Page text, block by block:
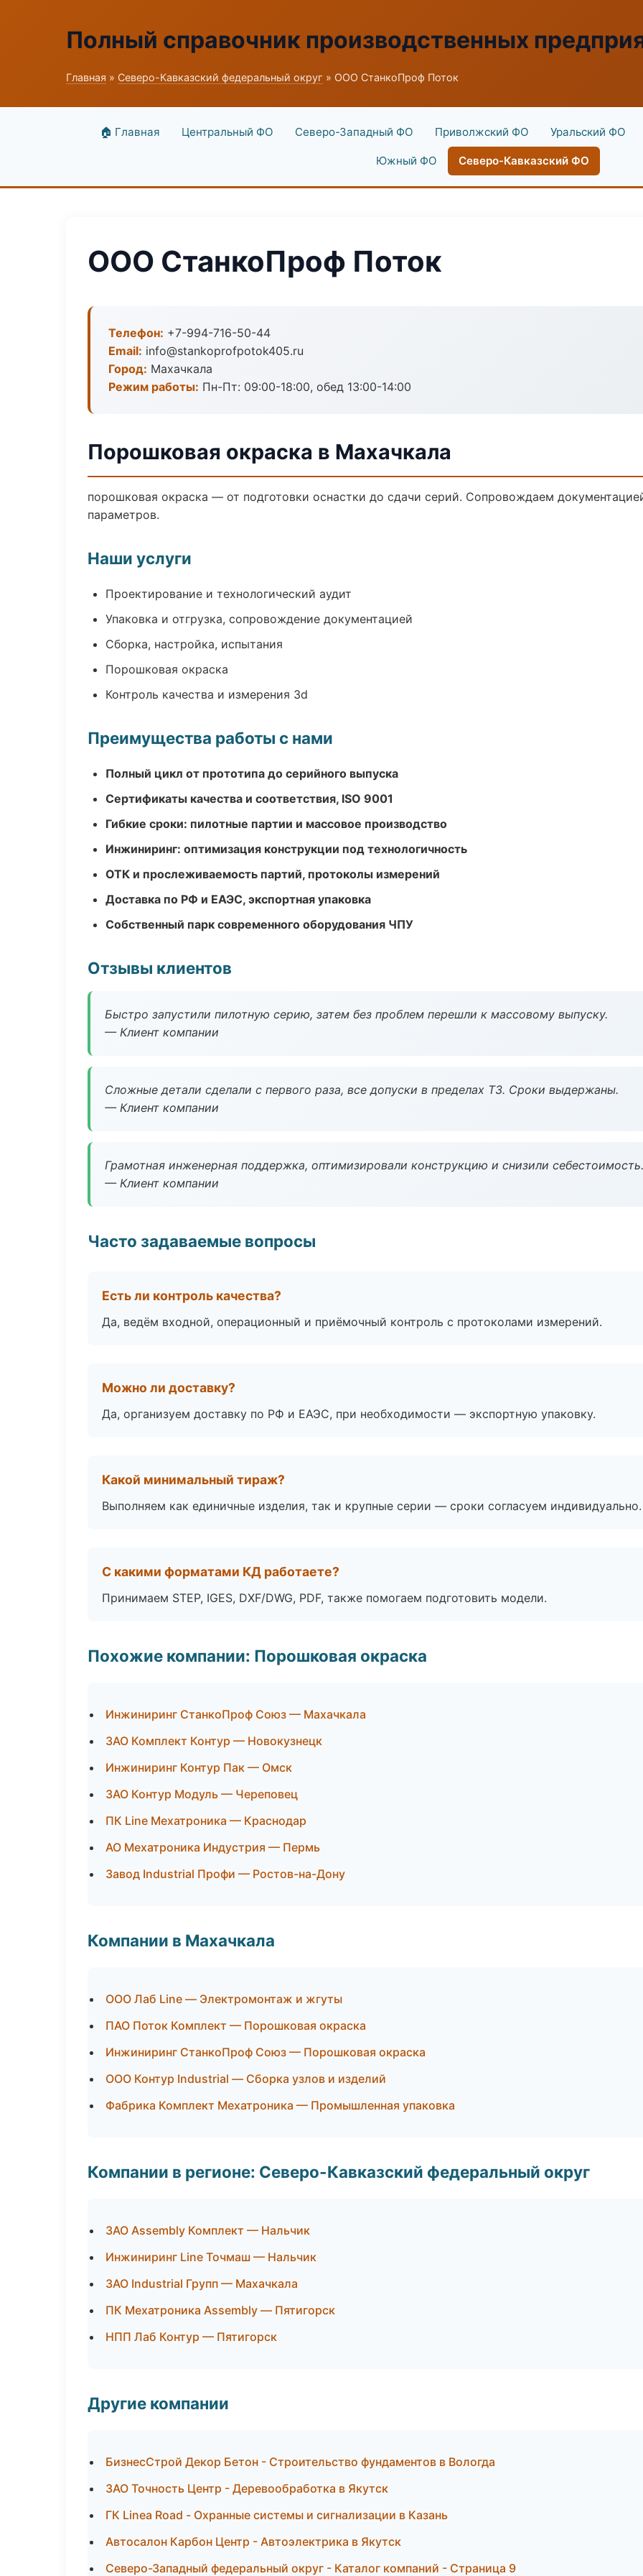
Полный справочник производственных
Главная » Северо-Кавказский федеральный округ » ООО СтанкоПроф Поток
🏠 Главная Центральный ФО Северо-Западный ФО Приволжский ФО Уральский ФО
Южный ФО Северо-Кавказский ФО
ООО СтанкоПроф Поток
Телефон: +7-994-716-50-44
Email: info@stankoprofpotok405.ru
Город: Махачкала
Режим работы: Пн-Пт: 09:00-18:00, обед 13:00-14:00
Порошковая окраска в Махачкала
порошковая окраска — от подготовки оснастки до сдачи серий. Сопровождаем
параметров.
Наши услуги
Проектирование и технологический аудит
Упаковка и отгрузка, сопровождение документацией
Сборка, настройка, испытания
Порошковая окраска
Контроль качества и измерения 3d
Преимущества работы с нами
Полный цикл от прототипа до серийного выпуска
Сертификаты качества и соответствия, ISO 9001
Гибкие сроки: пилотные партии и массовое производство
Инжиниринг: оптимизация конструкции под технологичность
ОТК и прослеживаемость партий, протоколы измерений
Доставка по РФ и ЕАЭС, экспортная упаковка
Собственный парк современного оборудования ЧПУ
Отзывы клиентов
Быстро запустили пилотную серию, затем без проблем перешли к массовому выпуску.
— Клиент компании
Сложные детали сделали с первого раза, все допуски в пределах ТЗ. Сроки выдержаны.
— Клиент компании
Грамотная инженерная поддержка, оптимизировали конструкцию и снизили себестоимость.
— Клиент компании
Часто задаваемые вопросы
Есть ли контроль качества?
Да, ведём входной, операционный и приёмочный контроль с протоколами измерений.
Можно ли доставку?
Да, организуем доставку по РФ и ЕАЭС, при необходимости — экспортную упаковку.
Какой минимальный тираж?
Выполняем как единичные изделия, так и крупные серии — сроки согласуем индивидуально.
С какими форматами КД работаете?
Принимаем STEP, IGES, DXF/DWG, PDF, также помогаем подготовить модели.
Похожие компании: Порошковая окраска
Инжиниринг СтанкоПроф Союз — Махачкала
ЗАО Комплект Контур — Новокузнецк
Инжиниринг Контур Пак — Омск
ЗАО Контур Модуль — Череповец
ПК Line Мехатроника — Краснодар
АО Мехатроника Индустрия — Пермь
Завод Industrial Профи — Ростов-на-Дону
Компании в Махачкала
ООО Лаб Line — Электромонтаж и жгуты
ПАО Поток Комплект — Порошковая окраска
Инжиниринг СтанкоПроф Союз — Порошковая окраска
ООО Контур Industrial — Сборка узлов и изделий
Фабрика Комплект Мехатроника — Промышленная упаковка
Компании в регионе: Северо-Кавказский федеральный округ
ЗАО Assembly Комплект — Нальчик
Инжиниринг Line Точмаш — Нальчик
ЗАО Industrial Групп — Махачкала
ПК Мехатроника Assembly — Пятигорск
НПП Лаб Контур — Пятигорск
Другие компании
БизнесСтрой Декор Бетон - Строительство фундаментов в Вологда
ЗАО Точность Центр - Деревообработка в Якутск
ГК Linea Road - Охранные системы и сигнализации в Казань
Автосалон Карбон Центр - Автоэлектрика в Якутск
Северо-Западный федеральный округ - Каталог компаний - Страница 9